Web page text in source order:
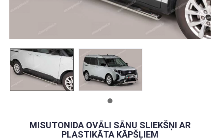
MISUTONIDA OVĀLI SĀNU SLIEKŠŅI AR
PLASTIKĀTA KĀPŠĻIEM